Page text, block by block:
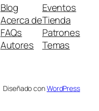
Blog
Acerca de
FAQs
Autores
Eventos
Tienda
Patrones
Temas
Diseñado conWordPress